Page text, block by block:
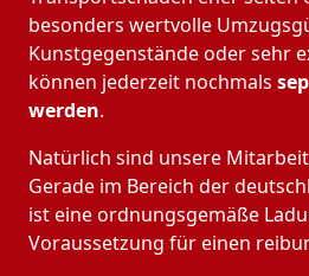
besonders wertvolle
Kunstgegenstände oder sehr
können jederzeit nochmals
werden.
Natürlich sind unsere
Gerade im Bereich der
ist eine ordnungsgemäße
Voraussetzung für einen